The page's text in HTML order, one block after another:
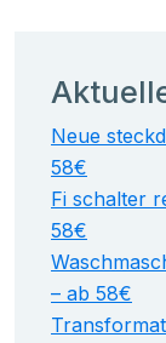
Neue
58€
Fi schalter
58€
– ab 58€